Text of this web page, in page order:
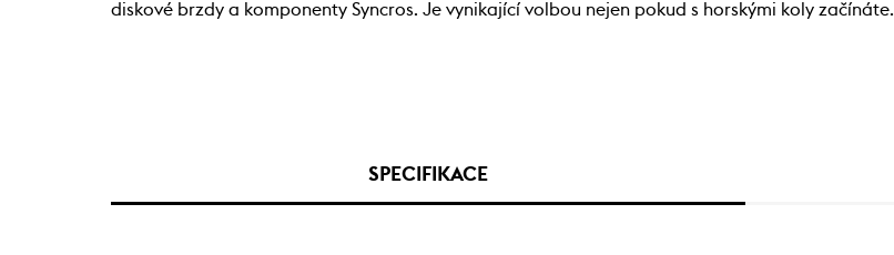
diskové brzdy a komponenty Syncros. Je vynikající volbou nejen pokud s horskými koly začínáte.
SPECIFIKACE